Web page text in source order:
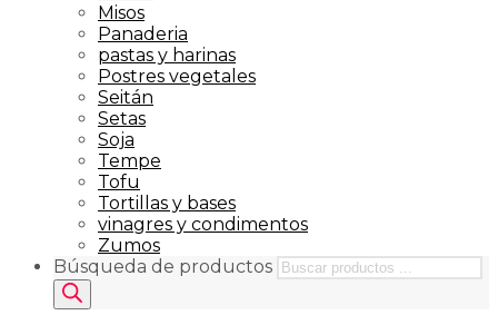
Misos
Panaderia
pastas y harinas
Postres vegetales
Seitán
Setas
Soja
Tempe
Tofu
Tortillas y bases
vinagres y condimentos
Zumos
Búsqueda de productos